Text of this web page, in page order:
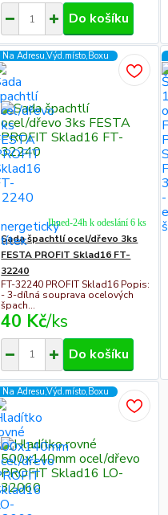
Do košíku
Na Adresu,Výd.místo,Boxu
Sada špachtlí ocel/dřevo 3ks
FESTA PROFIT Sklad16 FT-
32240
FT-32240 PROFIT Sklad16 Popis:
- 3-dílná souprava ocelových
špach...
40 Kč/ks
Ihned-24h k odeslání 6 ks
Do košíku
Na Adresu,Výd.místo,Boxu